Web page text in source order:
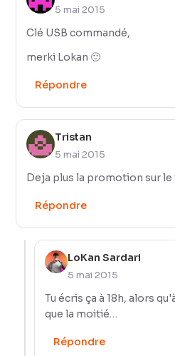
5 mai 2015
Clé USB commandé,
merki Lokan 🙂
Répondre
Tristan
5 mai 2015
Deja plus la promotion sur le
Répondre
LoKan Sardari
5 mai 2015
Tu écris ça à 18h, alors
que la moitié…
Répondre